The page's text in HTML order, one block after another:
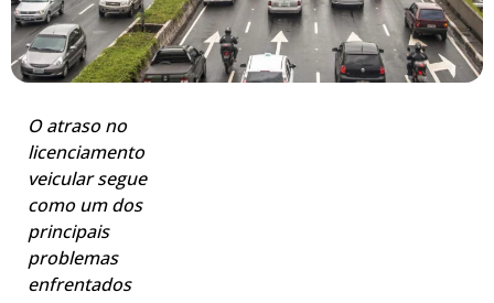
O atraso no
licenciamento
veicular segue
como um dos
principais
problemas
enfrentados